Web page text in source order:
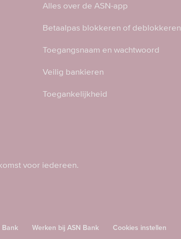
Alles over de ASN-app
Betaalpas blokkeren of deblokkeren
Toegangsnaam en wachtwoord
Veilig bankieren
Toegankelijkheid
voor iedereen.
Bank Werken bij ASN Bank Cookies instellen